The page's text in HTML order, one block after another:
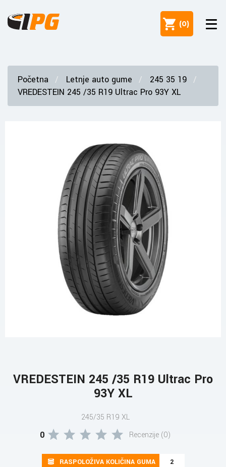
(0)
Početna Letnje auto gume
245 35 19
VREDESTEIN 245 /35 R19 Ultrac Pro 93Y XL
VREDESTEIN 245 /35 R19 Ultrac Pro
93Y XL
245/35 R19 XL
0 Recenzije (0)
RASPOLOŽIVA KOLIČINA GUMA 2